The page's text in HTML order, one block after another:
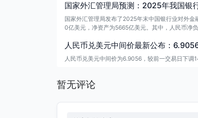
国家外汇管理局预测：2025年我国银
国家外汇管理局发布了2025年末中国银行业对外
0亿美元，净资产为5665亿美元。其中，人民币净
人民币兑美元中间价最新公布：
人民币兑美元中间价为6.9056，较前一交易日下调
暂无评论